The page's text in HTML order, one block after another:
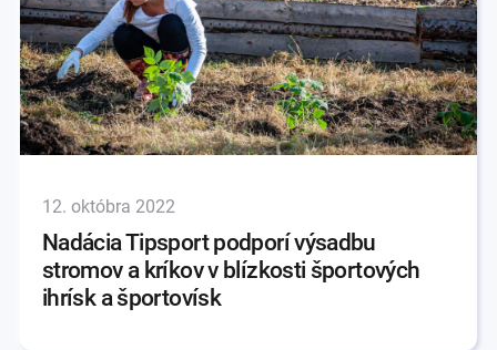
12. októbra 2022
Nadácia Tipsport podporí výsadbu
stromov a kríkov v blízkosti športových
ihrísk a športovísk